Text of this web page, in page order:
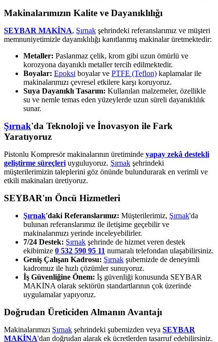
Makinalarımızın Kalite ve Dayanıklılığı
SEYBAR MAKİNA, Şırnak şehrindeki referanslarımız ve müşteri
memnuniyetimizle dayanıklılığı kanıtlanmış makinalar üretmektedir:
Metaller: Paslanmaz çelik, krom gibi uzun ömürlü ve
korozyona dayanıklı metaller tercih edilmektedir.
Boyalar: Epoksi boyalar ve PTFE (Teflon) kaplamalar ile
makinalarımızı çevresel etkilere karşı koruyoruz.
Suya Dayanıklı Tasarım: Kullanılan malzemeler, özellikle
su ve nemle temas eden yüzeylerde uzun süreli dayanıklılık
sunar.
Şırnak'da Teknoloji ve İnovasyon ile Fark
Yaratıyoruz
Pistonlu Kompresör makinalarının üretiminde yapay zekâ destekli
geliştirme süreçleri uyguluyoruz. Şırnak şehrindeki
müşterilerimizin taleplerini göz önünde bulundurarak en verimli ve
etkili makinaları üretiyoruz.
SEYBAR'ın Öncü Hizmetleri
Şırnak'daki Referanslarımız: Müşterilerimiz, Şırnak'da
bulunan referanslarımız ile iletişime geçebilir ve
makinalarımızı yerinde inceleyebilirler.
7/24 Destek: Şırnak şehrinde de hizmet veren destek
ekibimize 0 532 590 95 11 numaralı telefondan ulaşabilirsiniz.
Geniş Çalışan Kadrosu: Şırnak şubemizde de deneyimli
kadromuz ile hızlı çözümler sunuyoruz.
İş Güvenliğine Önem: İş güvenliği konusunda SEYBAR
MAKİNA olarak sektörün standartlarının çok üzerinde
uygulamalar yapıyoruz.
Doğrudan Üreticiden Almanın Avantajı
Makinalarımızı Şırnak şehrindeki şubemizden veya SEYBAR
MAKİNA'dan doğrudan alarak ek ücretlerden tasarruf edebilirsiniz.